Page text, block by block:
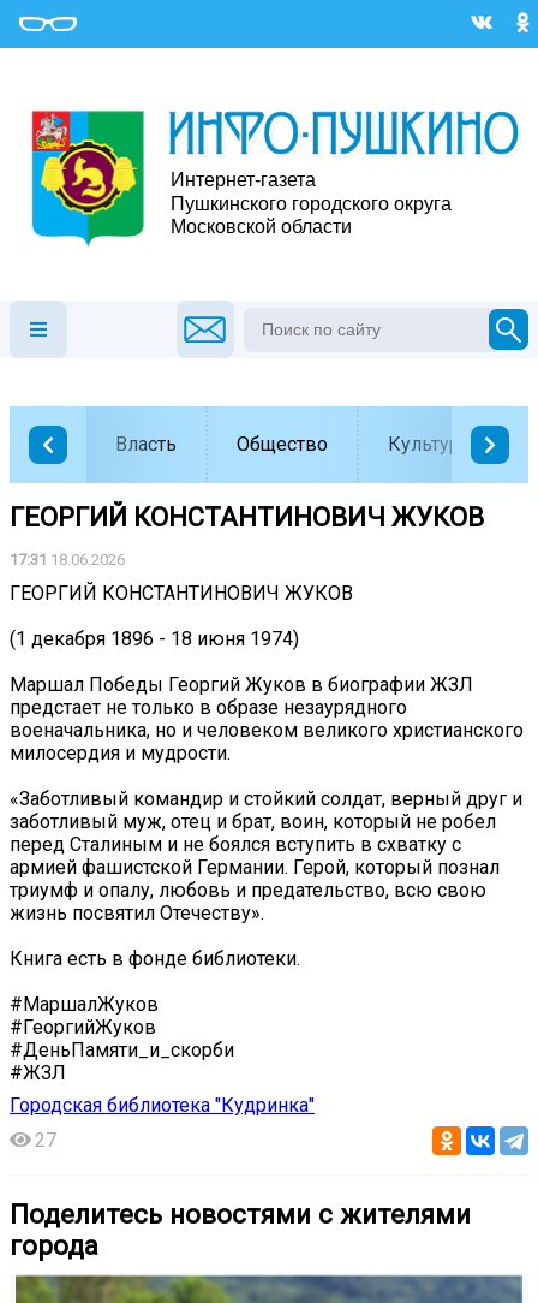
Власть Общество Культура
️ГЕОРГИЙ КОНСТАНТИНОВИЧ ЖУКОВ
17:31 18.06.2026
️ГЕОРГИЙ КОНСТАНТИНОВИЧ ЖУКОВ
(1 декабря 1896 - 18 июня 1974)
Маршал Победы Георгий Жуков в биографии ЖЗЛ
предстает не только в образе незаурядного
военачальника, но и человеком великого христианского
милосердия и мудрости.
«Заботливый командир и стойкий солдат, верный друг и
заботливый муж, отец и брат, воин, который не робел
перед Сталиным и не боялся вступить в схватку с
армией фашистской Германии. Герой, который познал
триумф и опалу, любовь и предательство, всю свою
жизнь посвятил Отечеству».
Книга есть в фонде библиотеки.
#МаршалЖуков
#ГеоргийЖуков
#ДеньПамяти_и_скорби
#ЖЗЛ
Городская библиотека "Кудринка"
27
Поделитесь новостями с жителями
города